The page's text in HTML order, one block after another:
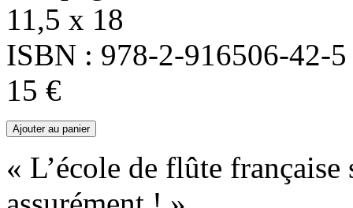
11,5 x 18
ISBN : 978-2-916506-42-5
15 €
« L’école de flûte